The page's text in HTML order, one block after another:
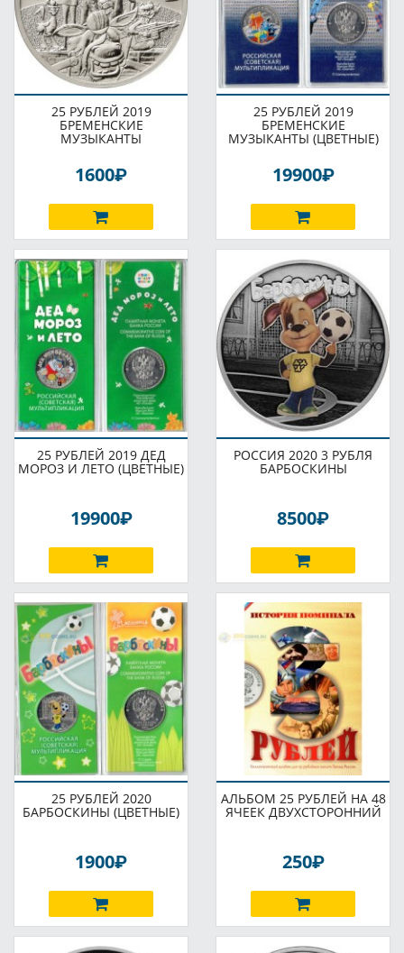
25 РУБЛЕЙ 2019
БРЕМЕНСКИЕ
МУЗЫКАНТЫ
1600P
25 РУБЛЕЙ 2019
БРЕМЕНСКИЕ
МУЗЫКАНТЫ (ЦВЕТНЫЕ)
19900P
25 РУБЛЕЙ 2019 ДЕД
МОРОЗ И ЛЕТО (ЦВЕТНЫЕ)
19900P
РОССИЯ 2020 3 РУБЛЯ
БАРБОСКИНЫ
8500P
25 РУБЛЕЙ 2020
БАРБОСКИНЫ (ЦВЕТНЫЕ)
1900P
АЛЬБОМ 25 РУБЛЕЙ НА 48
ЯЧЕЕК ДВУХСТОРОННИЙ
250P